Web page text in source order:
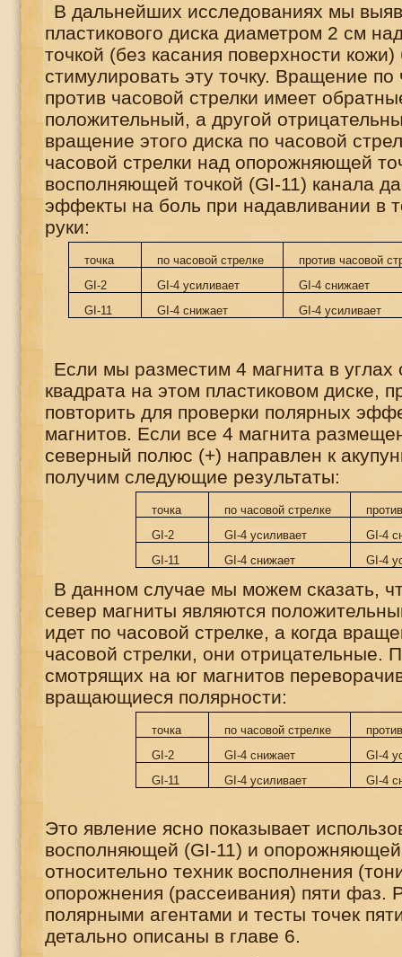
В дальнейших исследованиях мы
пластикового диска диаметром 2 см
точкой (без касания поверхности кожи)
стимулировать эту точку. Вращение по
против часовой стрелки имеет
положительный, а другой
вращение этого диска по часовой
часовой стрелки над опорожняющей
восполняющей точкой (GI-11) канала
эффекты на боль при надавливании в
руки:
точка по часовой стрелке
против часовой
GI-2
GI-4усиливает GI-4 снижает
GI-11
GI-4 снижает GI-4 усиливает
Если мы разместим 4 магнита в углах
квадрата на этом пластиковом диске,
повторить для проверки полярных
магнитов. Если все 4 магнита
северный полюс (+) направлен к
получим следующие результаты:
точка по часовой стрелке
GI-2
GI-4 усиливает GI-4
GI-11
GI-4снижает GI-4
В данном случае мы можем сказать,
север магниты являются
идет по часовой стрелке, а когда
часовой стрелки, они отрицательные.
смотрящих на юг магнитов
вращающиеся полярности:
точка по часовой стрелке
GI-2
GI-4 снижает GI-4
GI-11
GI-4 усиливает GI-4
Это явление ясно показывает
восполняющей (GI-11) и
относительно техник восполнения
опорожнения (рассеивания) пяти фаз.
полярными агентами и тесты точек
детально описаны в главе 6.